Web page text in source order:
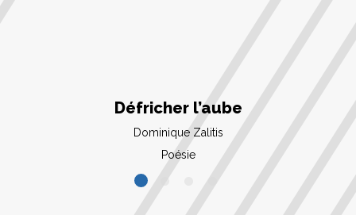
Défricher l’aube
Dominique Zalitis
Poésie